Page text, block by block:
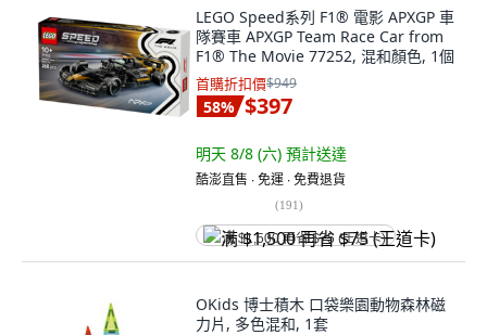
LEGO Speed系列 F1® 電影 APXGP 車
隊賽車 APXGP Team Race Car from
F1® The Movie 77252, 混和顏色, 1個
首購折扣價$949
58% $397
明天 8/8 (六) 預計送達
酷澎直售 ∙ 免運 ∙ 免費退貨
(191)
满 $1,500 再省 $75 (王道卡)
OKids 博士積木 口袋樂園動物森林磁
力片, 多色混和, 1套